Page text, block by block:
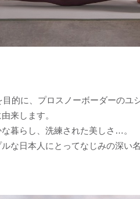
的に、プロスノーボーダーのユ
来します。
暮らし、洗練された美しさ…。
な日本人にとってなじみの深い